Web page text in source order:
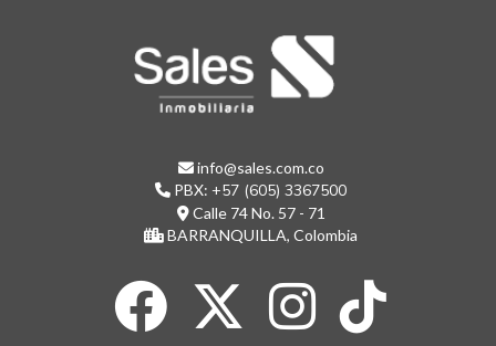
info@sales.com.co
PBX: +57 (605) 3367500
Calle 74 No. 57 - 71
BARRANQUILLA, Colombia